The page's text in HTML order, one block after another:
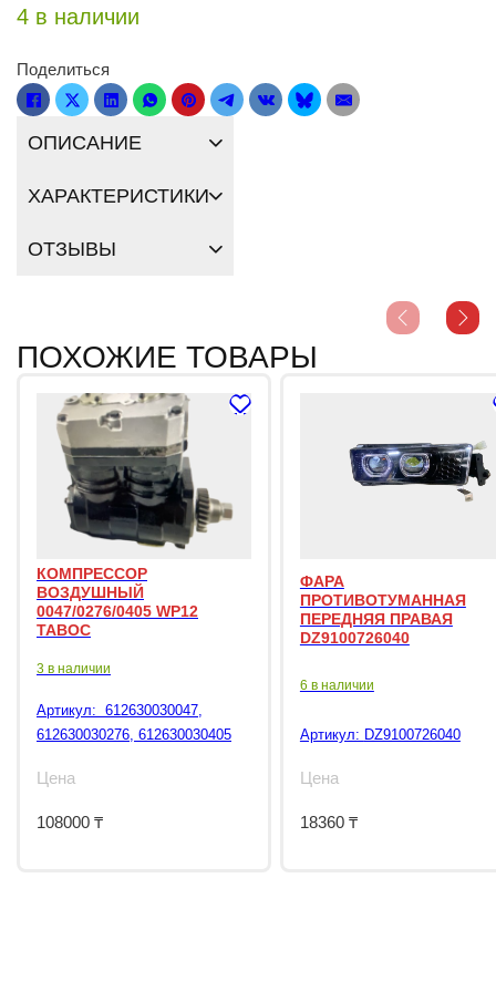
4 в наличии
Поделиться
ОПИСАНИЕ
ХАРАКТЕРИСТИКИ
ОТЗЫВЫ
ПОХОЖИЕ ТОВАРЫ
КОМПРЕССОР
ВОЗДУШНЫЙ
0047/0276/0405 WP12
TABOC
3 в наличии
Артикул: 612630030047,
612630030276, 612630030405
Цена
108000 ₸
ФАРА
ПРОТИВОТУМАННАЯ
ПЕРЕДНЯЯ ПРАВАЯ
DZ9100726040
6 в наличии
Артикул: DZ9100726040
Цена
18360 ₸